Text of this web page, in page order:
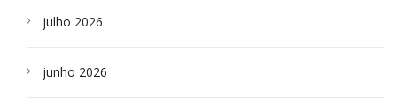
julho 2026
junho 2026